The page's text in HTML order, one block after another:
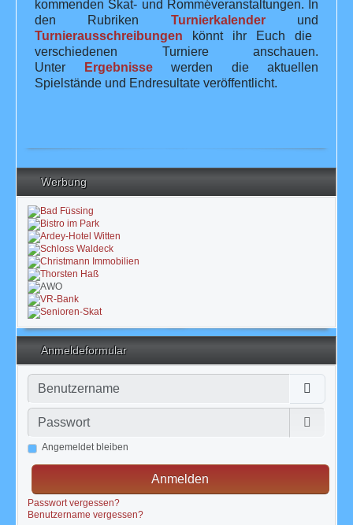
Werbung
Anmeldeformular
Benutzername
Passwort
Angemeldet bleiben
Anmelden
Passwort vergessen?
Benutzername vergessen?
kommenden Skat- und Romméveranstaltungen. In
den Rubriken Turnierkalenderund
Turnierausschreibungen könnt ihr Euch die
verschiedenen Turniere anschauen.
Unter
Ergebnissewerden die aktuellen
Spielstände und Endresultate veröffentlicht.